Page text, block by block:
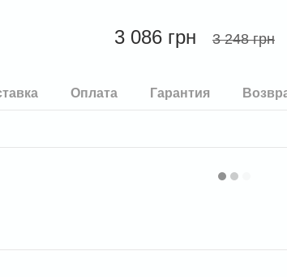
3 086 грн 3 248 грн
Оплата Гарантия